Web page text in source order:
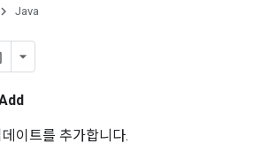
Java
이트를 추가합니다.